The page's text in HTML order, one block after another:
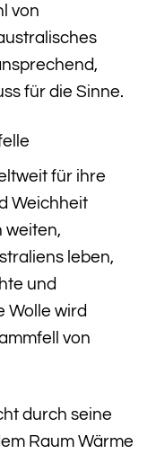
von
für die Sinne.
für ihre
Weichheit
weiten,
leben,
und
Wolle wird
von
durch seine
Raum Wärme